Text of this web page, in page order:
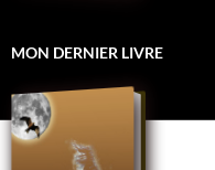
MON DERNIER LIVRE